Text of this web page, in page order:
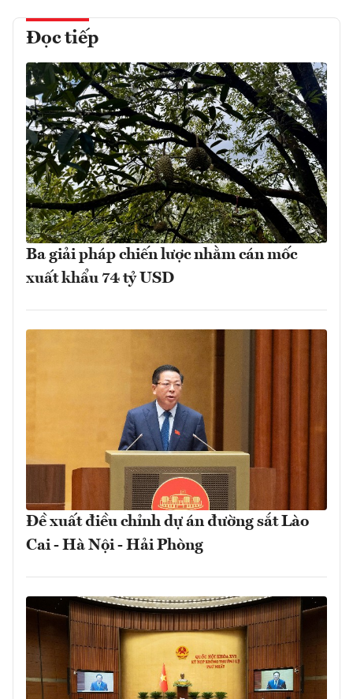
Đọc tiếp
Ba giải pháp chiến lược nhằm cán mốc
xuất khẩu 74 tỷ USD
Đề xuất điều chỉnh dự án đường sắt Lào
Cai - Hà Nội - Hải Phòng